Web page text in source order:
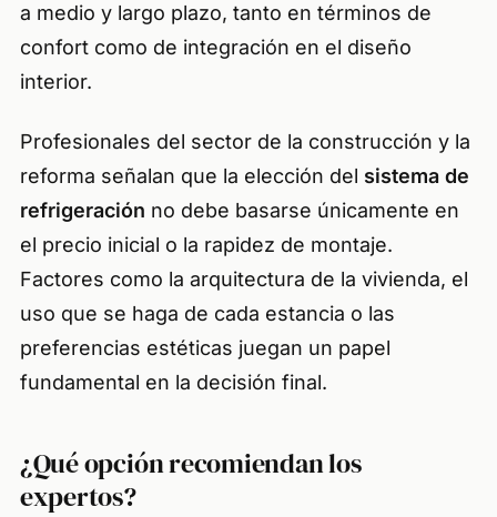
a medio y largo plazo, tanto en términos de
confort como de integración en el diseño
interior.
Profesionales del sector de la construcción y la
reforma señalan que la elección del sistema de
refrigeración no debe basarse únicamente en
el precio inicial o la rapidez de montaje.
Factores como la arquitectura de la vivienda, el
uso que se haga de cada estancia o las
preferencias estéticas juegan un papel
fundamental en la decisión final.
¿Qué opción recomiendan los
expertos?